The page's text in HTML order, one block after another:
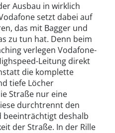
Ausbau in wirklich
setzt dabei auf
das mit Bagger und
zu tun hat. Denn beim
verlegen Vodafone-
Leitung direkt
die komplette
tiefe Löcher
Straße nur eine
durchtrennt den
beeinträchtigt deshalb
der Straße. In der Rille